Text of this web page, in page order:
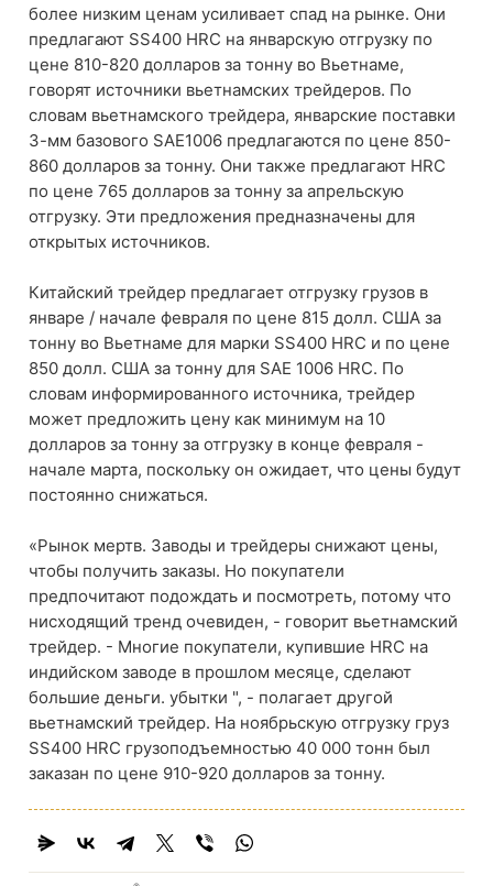
более низким ценам усиливает спад на рынке. Они
предлагают SS400 HRC на январскую отгрузку по
цене 810-820 долларов за тонну во Вьетнаме,
говорят источники вьетнамских трейдеров. По
словам вьетнамского трейдера, январские поставки
3-мм базового SAE1006 предлагаются по цене 850-
860 долларов за тонну. Они также предлагают HRC
по цене 765 долларов за тонну за апрельскую
отгрузку. Эти предложения предназначены для
открытых источников.
Китайский трейдер предлагает отгрузку грузов в
январе / начале февраля по цене 815 долл. США за
тонну во Вьетнаме для марки SS400 HRC и по цене
850 долл. США за тонну для SAE 1006 HRC. По
словам информированного источника, трейдер
может предложить цену как минимум на 10
долларов за тонну за отгрузку в конце февраля -
начале марта, поскольку он ожидает, что цены будут
постоянно снижаться.
«Рынок мертв. Заводы и трейдеры снижают цены,
чтобы получить заказы. Но покупатели
предпочитают подождать и посмотреть, потому что
нисходящий тренд очевиден, - говорит вьетнамский
трейдер. - Многие покупатели, купившие HRC на
индийском заводе в прошлом месяце, сделают
большие деньги. убытки ", - полагает другой
вьетнамский трейдер. На ноябрьскую отгрузку груз
SS400 HRC грузоподъемностью 40 000 тонн был
заказан по цене 910-920 долларов за тонну.